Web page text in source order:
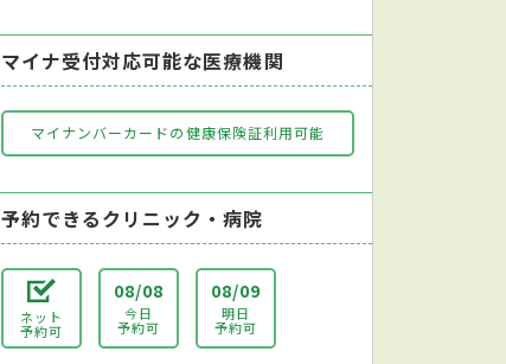
マイナ受付対応可能な医療機関
マイナンバーカードの健康保険証利用可能
予約できるクリニック・病院
ネット
予約可
08/08
今日
予約可
08/09
明日
予約可